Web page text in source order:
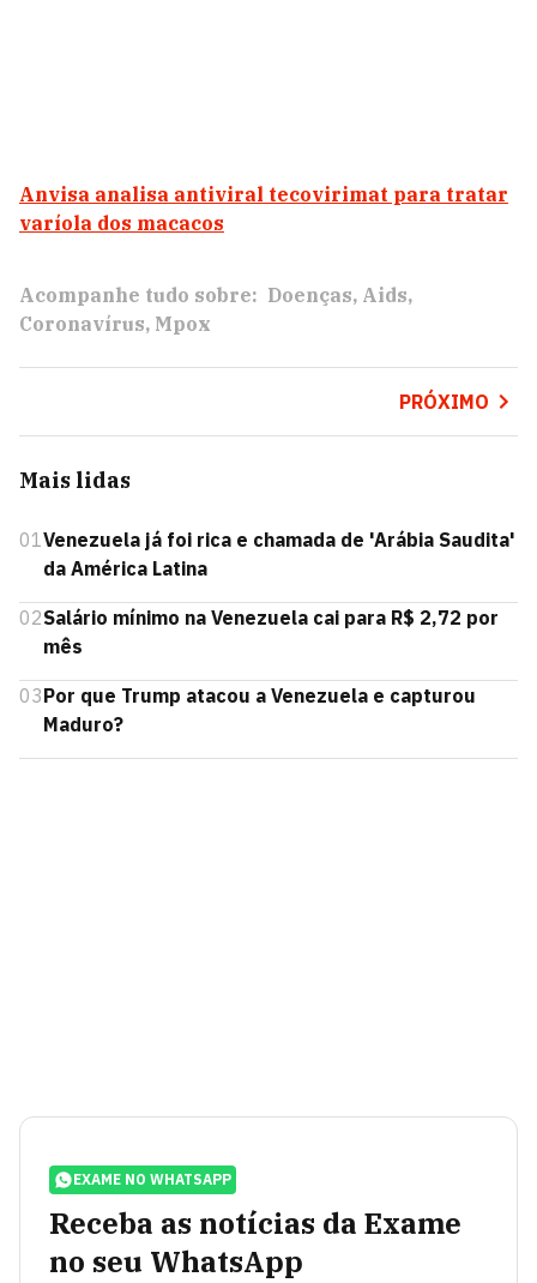
Anvisa analisa antiviral tecovirimat para tratar
varíola dos macacos
Acompanhe tudo sobre: Doenças Aids
Coronavírus Mpox
PRÓXIMO
Mais lidas
01Venezuela já foi rica e chamada de 'Arábia Saudita'
da América Latina
02Salário mínimo na Venezuela cai para R$ 2,72 por
mês
03Por que Trump atacou a Venezuela e capturou
Maduro?
EXAME NO WHATSAPP
Receba as notícias da Exame
no seu WhatsApp